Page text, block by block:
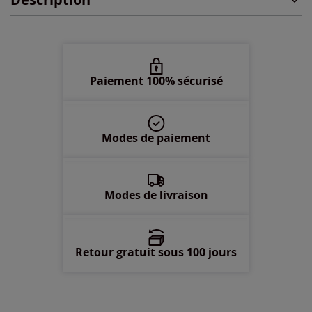
Paiement 100% sécurisé
Modes de paiement
Modes de livraison
Retour gratuit sous 100 jours